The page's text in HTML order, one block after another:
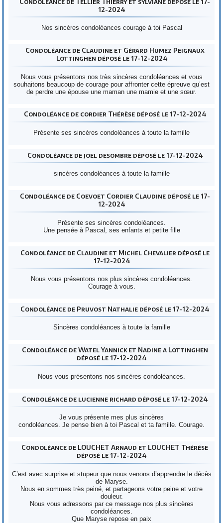
12-2024
Nos sincères condoléances courage à toi Pascal
Condoléance de Claudine et Gérard Humez Peignaux
Lottinghen déposé le 17-12-2024
Nous vous présentons nos très sincères condoléances et vous
souhaitons beaucoup de courage pour affronter cette épreuve qu’est
de perdre une épouse une maman une mamie et une sœur.
Condoléance de cordier Thérèse déposé le 17-12-2024
Présente ses sincères condoléances à toute la famille
Condoléance de joel desombre déposé le 17-12-2024
sincères condoléances à toute la famille
Condoléance de Coevoet Cordier Claudine déposé le 17-
12-2024
Présente ses sincères condoléances.
Une pensée à Pascal, ses enfants et petite fille
Condoléance de Claudine et Michel Chevalier déposé le
17-12-2024
Nous vous présentons nos plus sincères condoléances.
Courage à vous.
Condoléance de Pruvost Nathalie déposé le 17-12-2024
Sincères condoléances à toute la famille
Condoléance de Watel Yannick et Nadine a Lottinghen
déposé le 17-12-2024
Nous vous présentons nos sincères condoléances.
Condoléance de lucienne richard déposé le 17-12-2024
Je vous présente mes plus sincères
condoléances. Je pense bien à toi Pascal et ta famille. Courage.
Condoléance de LOUCHET Arnaud et LOUCHET Thérése
déposé le 17-12-2024
C’est avec surprise et stupeur que nous venons d’apprendre le décès
de Maryse.
Nous en sommes très peiné, et partageons votre peine et votre
douleur.
Nous vous adressons par ce message nos plus sincères
condoléances.
Que Maryse repose en paix